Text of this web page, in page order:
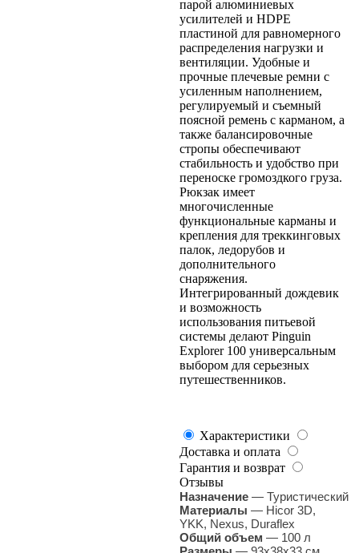
парой алюминиевых
усилителей и HDPE
пластиной для равномерного
распределения нагрузки и
вентиляции. Удобные и
прочные плечевые ремни с
усиленным наполнением,
регулируемый и съемный
поясной ремень с карманом, а
также балансировочные
стропы обеспечивают
стабильность и удобство при
переноске громоздкого груза.
Рюкзак имеет
многочисленные
функциональные карманы и
крепления для треккинговых
палок, ледорубов и
дополнительного
снаряжения.
Интегрированный дождевик
и возможность
использования питьевой
системы делают Pinguin
Explorer 100 универсальным
выбором для серьезных
путешественников.
Характеристики
Доставка и оплата
Гарантия и возврат
Отзывы
Назначение — Туристический
Материалы — Hicor 3D,
YKK, Nexus, Duraflex
Общий объем — 100 л